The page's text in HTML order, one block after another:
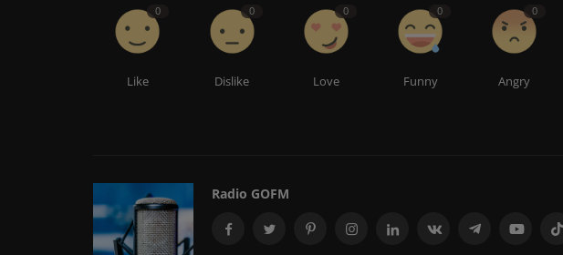
0
Like
0
Dislike
0
Love
0
Funny
0
Angry
Radio GOFM